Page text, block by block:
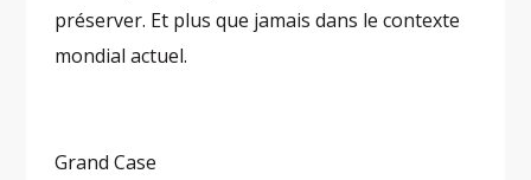
préserver. Et plus que jamais dans le contexte
mondial actuel.
Grand Case